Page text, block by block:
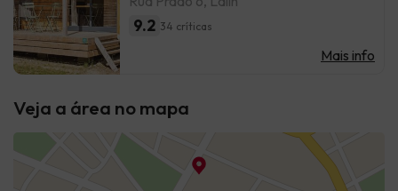
9.2 34 críticas
Mais info
Veja a área no mapa